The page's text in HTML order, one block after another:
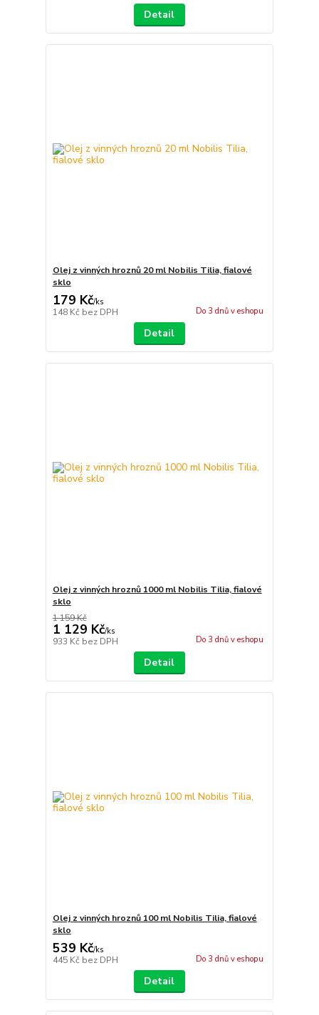
Detail
Olej z vinných hroznů 20 ml Nobilis Tilia, fialové
sklo
179 Kč/ks
148 Kč bez DPH Do 3 dnů v eshopu
Detail
Olej z vinných hroznů 1000 ml Nobilis Tilia, fialové
sklo
1 159 Kč
1 129 Kč/ks
933 Kč bez DPH Do 3 dnů v eshopu
Detail
Olej z vinných hroznů 100 ml Nobilis Tilia, fialové
sklo
539 Kč/ks
445 Kč bez DPH Do 3 dnů v eshopu
Detail